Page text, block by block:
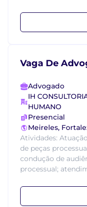
Vaga De
Advogado
IH
HUMANO
Presencial
Meireles,
Atividades:
de peças
condução de
processual;